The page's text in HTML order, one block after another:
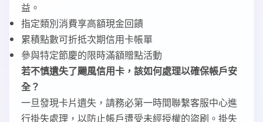
益。
指定類別消費享高額現金回饋
累積點數可折抵次期信用卡帳單
參與特定節慶的限時滿額贈點活動
若不慎遺失了颺風信用卡，該如何處理以確保帳戶安
全？
一旦發現卡片遺失，請務必第一時間聯繫客服中心進
行掛失處理，以防止帳戶遭受未經授權的盜刷。掛失